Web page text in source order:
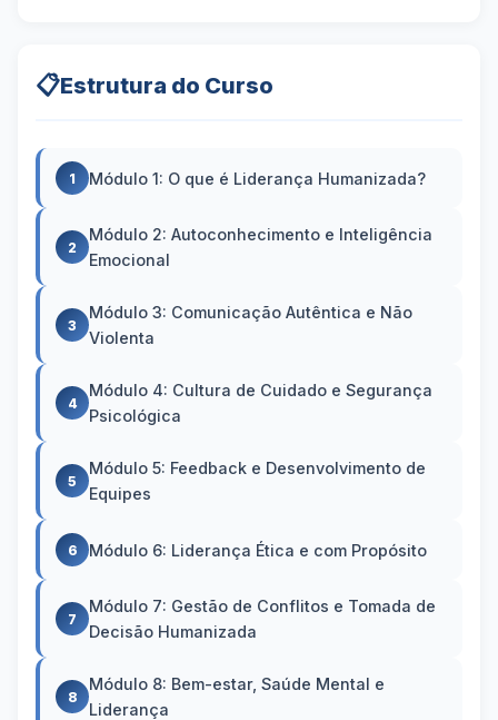
📋Estrutura do Curso
1 Módulo 1: O que é Liderança Humanizada?
2
Módulo 2: Autoconhecimento e Inteligência
Emocional
3
Módulo 3: Comunicação Autêntica e Não
Violenta
4
Módulo 4: Cultura de Cuidado e Segurança
Psicológica
5
Módulo 5: Feedback e Desenvolvimento de
Equipes
6 Módulo 6: Liderança Ética e com Propósito
7
Módulo 7: Gestão de Conflitos e Tomada de
Decisão Humanizada
8
Módulo 8: Bem-estar, Saúde Mental e
Liderança